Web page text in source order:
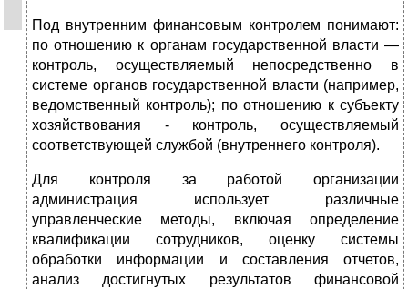
Под внутренним финансовым контролем понимают:
по отношению к органам государственной власти —
контроль, осуществляемый непосредственно в
системе органов государственной власти (например,
ведомственный контроль); по отношению к субъекту
хозяйствования - контроль, осуществляемый
соответствующей службой (внутреннего контроля).
Для контроля за работой организации
администрация использует различные
управленческие методы, включая определение
квалификации сотрудников, оценку системы
обработки информации и составления отчетов,
анализ достигнутых результатов финансовой